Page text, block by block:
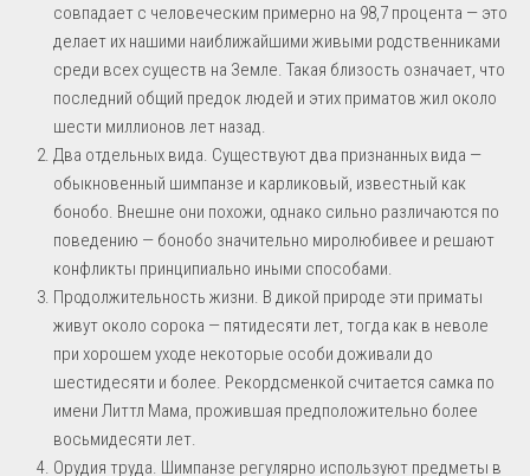
совпадает с человеческим примерно на 98,7 процента — это
делает их нашими наиближайшими живыми родственниками
среди всех существ на Земле. Такая близость означает, что
последний общий предок людей и этих приматов жил около
шести миллионов лет назад.
Два отдельных вида. Существуют два признанных вида —
обыкновенный шимпанзе и карликовый, известный как
бонобо. Внешне они похожи, однако сильно различаются по
поведению — бонобо значительно миролюбивее и решают
конфликты принципиально иными способами.
Продолжительность жизни. В дикой природе эти приматы
живут около сорока — пятидесяти лет, тогда как в неволе
при хорошем уходе некоторые особи доживали до
шестидесяти и более. Рекордсменкой считается самка по
имени Литтл Мама, прожившая предположительно более
восьмидесяти лет.
Орудия труда. Шимпанзе регулярно используют предметы в